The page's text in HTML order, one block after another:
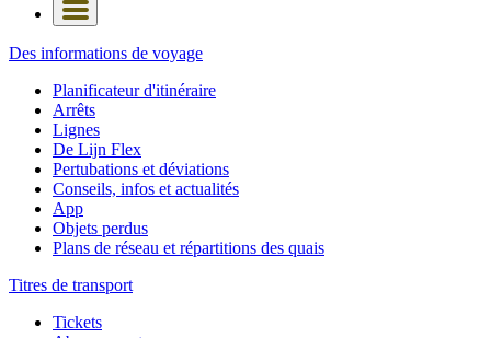
Des informations de voyage
Planificateur d'itinéraire
Arrêts
Lignes
De Lijn Flex
Pertubations et déviations
Conseils, infos et actualités
App
Objets perdus
Plans de réseau et répartitions des quais
Titres de transport
Tickets